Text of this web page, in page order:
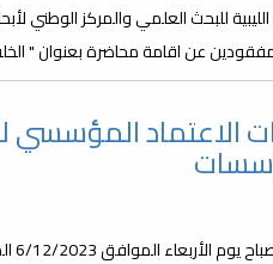
للبحث العلمي والمركز الوطني
عن اقامة محاضرة بعنوان "
الاعتماد